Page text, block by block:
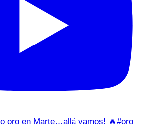
oro en Marte…allá vamos! 🔥#oro